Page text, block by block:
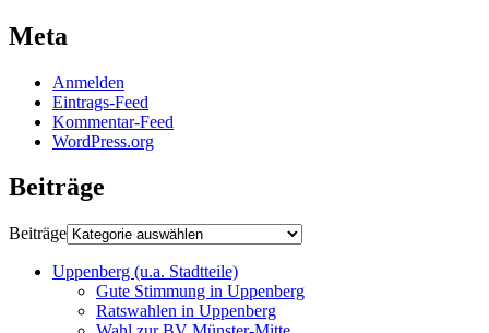
Meta
Anmelden
Eintrags-Feed
Kommentar-Feed
WordPress.org
Beiträge
Beiträge
Uppenberg (u.a. Stadtteile)
Gute Stimmung in Uppenberg
Ratswahlen in Uppenberg